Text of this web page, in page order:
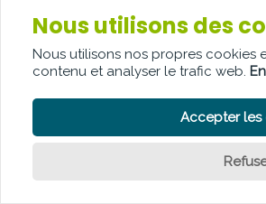
Nous utilisons des
Nous utilisons nos propres cookies
contenu et analyser le trafic web.
Accepter les